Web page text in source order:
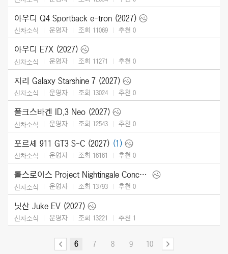
아우디 Q4 Sportback e-tron (2027)
신차소식 운영자 조회 11069 추천 0
아우디 E7X (2027)
신차소식 운영자 조회 11271 추천 0
지리 Galaxy Starshine 7 (2027)
신차소식 운영자 조회 13024 추천 0
폴크스바겐 ID.3 Neo (2027)
신차소식 운영자 조회 12543 추천 0
포르셰 911 GT3 S-C (2027) (1)
신차소식 운영자 조회 16161 추천 0
롤스로이스 Project Nightingale Concept (2026)
신차소식 운영자 조회 13793 추천 0
닛산 Juke EV (2027)
신차소식 운영자 조회 13221 추천 1
6 7 8 9 10